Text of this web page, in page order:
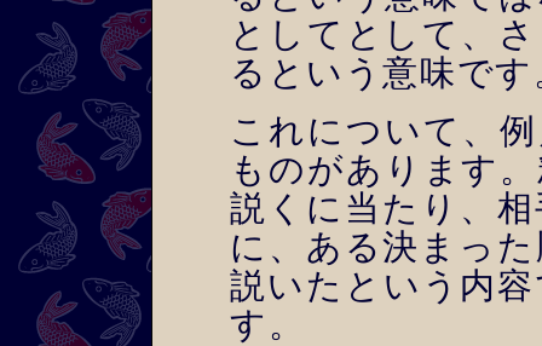
としてとして、
るという意味です
これについて、
ものがあります
説くに当たり、
に、ある決まっ
説いたという内
す。